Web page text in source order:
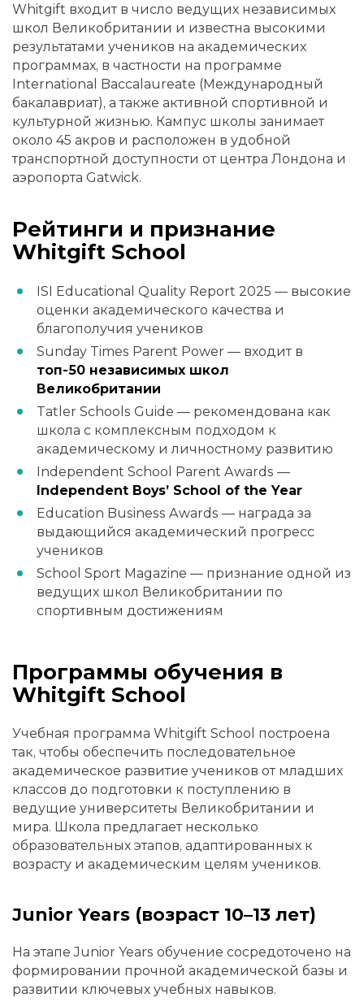
Whitgift входит в число ведущих независимых
школ Великобритании и известна высокими
результатами учеников на академических
программах, в частности на программе
International Baccalaureate (Международный
бакалавриат), а также активной спортивной и
культурной жизнью. Кампус школы занимает
около 45 акров и расположен в удобной
транспортной доступности от центра Лондона и
аэропорта Gatwick.
Рейтинги и признание
Whitgift School
ISI Educational Quality Report 2025 — высокие
оценки академического качества и
благополучия учеников
Sunday Times Parent Power — входит в
топ-50 независимых школ
Великобритании
Tatler Schools Guide — рекомендована как
школа с комплексным подходом к
академическому и личностному развитию
Independent School Parent Awards —
Independent Boys’ School of the Year
Education Business Awards — награда за
выдающийся академический прогресс
учеников
School Sport Magazine — признание одной из
ведущих школ Великобритании по
спортивным достижениям
Программы обучения в
Whitgift School
Учебная программа Whitgift School построена
так, чтобы обеспечить последовательное
академическое развитие учеников от младших
классов до подготовки к поступлению в
ведущие университеты Великобритании и
мира. Школа предлагает несколько
образовательных этапов, адаптированных к
возрасту и академическим целям учеников.
Junior Years (возраст 10–13 лет)
На этапе Junior Years обучение сосредоточено на
формировании прочной академической базы и
развитии ключевых учебных навыков.